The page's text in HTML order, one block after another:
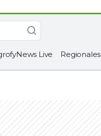
Live Regionales